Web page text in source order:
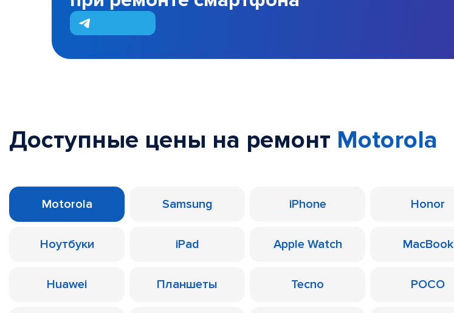
Доступные цены на ремонт Motorola
Motorola Samsung iPhone Honor
Ноутбуки iPad Apple Watch MacBook
Huawei Планшеты Tecno POCO